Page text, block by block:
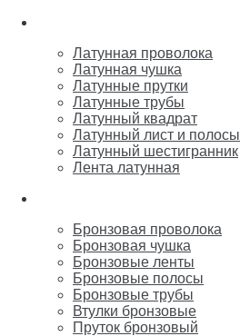
Латунная проволока
Латунная чушка
Латунные прутки
Латунные трубы
Латунный квадрат
Латунный лист и полосы
Латунный шестигранник
Лента латунная
Бронзовая проволока
Бронзовая чушка
Бронзовые ленты
Бронзовые полосы
Бронзовые трубы
Втулки бронзовые
Пруток бронзовый